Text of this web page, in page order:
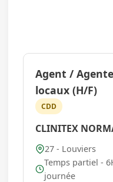
Agent /
locaux (H/F)
CDD
CLINITEX
27 - Louviers
Temps partiel -
journée